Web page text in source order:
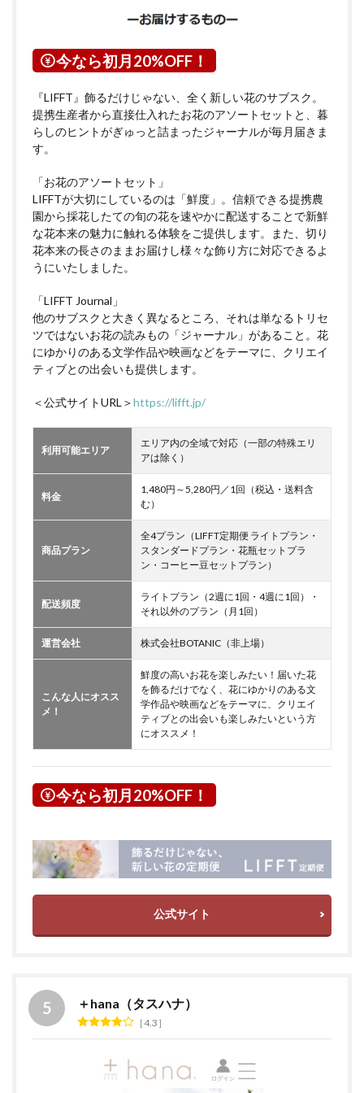
今なら初月20%OFF！
『LIFFT』飾るだけじゃない、全く新しい花のサブスク。
提携生産者から直接仕入れたお花のアソートセットと、暮
らしのヒントがぎゅっと詰まったジャーナルが毎月届きま
す。
「お花のアソートセット」
LIFFTが大切にしているのは「鮮度」。信頼できる提携農
園から採花したての旬の花を速やかに配送することで新鮮
な花本来の魅力に触れる体験をご提供します。また、切り
花本来の長さのままお届けし様々な飾り方に対応できるよ
うにいたしました。
「LIFFT Journal」
他のサブスクと大きく異なるところ、それは単なるトリセ
ツではないお花の読みもの「ジャーナル」があること。花
にゆかりのある文学作品や映画などをテーマに、クリエイ
ティブとの出会いも提供します。
＜公式サイトURL＞https://lifft.jp/
利用可能エリア
エリア内の全域で対応（一部の特殊エリ
アは除く）
料金
1,480円～5,280円／1回（税込・送料含
む）
商品プラン
全4プラン（LIFFT定期便 ライトプラン・
スタンダードプラン・花瓶セットプラ
ン・コーヒー豆セットプラン）
配送頻度
ライトプラン（2週に1回・4週に1回）・
それ以外のプラン（月1回）
運営会社 株式会社BOTANIC（非上場）
こんな人にオスス
メ！
鮮度の高いお花を楽しみたい！届いた花
を飾るだけでなく、花にゆかりのある文
学作品や映画などをテーマに、クリエイ
ティブとの出会いも楽しみたいという方
にオススメ！
今なら初月20%OFF！
公式サイト
＋hana（タスハナ）
4.3